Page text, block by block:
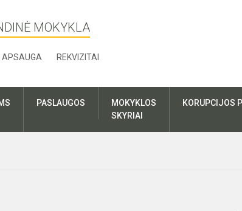
MOKYKLA
APSAUGA REKVIZITAI
PASLAUGOS
MOKYKLOS
SKYRIAI
KORUPCIJOS